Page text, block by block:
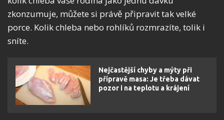
zkonzumuje, můžete si právě připravit tak velké
porce. Kolik chleba nebo rohlíků rozmrazíte, tolik i
sníte.
Nejčastější chyby a mýty při
přípravě masa: Je třeba dávat
pozor i na teplotu a krájení